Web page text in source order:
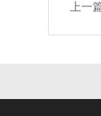
上一